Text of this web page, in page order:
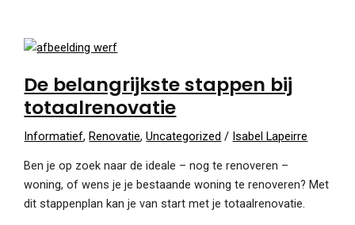
De belangrijkste stappen bij
totaalrenovatie
Informatief,Renovatie,Uncategorized / Isabel Lapeirre
Ben je op zoek naar de ideale – nog te renoveren –
woning, of wens je je bestaande woning te renoveren? Met
dit stappenplan kan je van start met je totaalrenovatie.